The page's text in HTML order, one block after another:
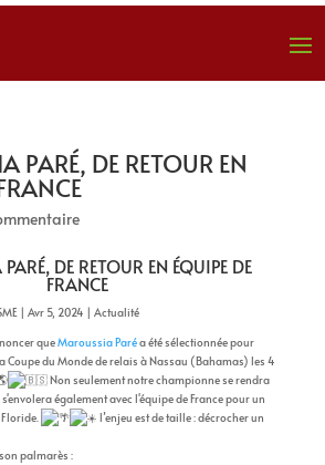
PARÉ, DE RETOUR EN
DE RETOUR EN ÉQUIPE DE
FRANCE
| Avr 5, 2024 | Actualité
queMaroussia Paréa été sélectionnée pour
Coupe du Monde de relais à Nassau (Bahamas) les 4
Non seulement notre championne se rendra
également avec l'équipe de France pour un
l’enjeu est de taille : décrocher un
palmarès :